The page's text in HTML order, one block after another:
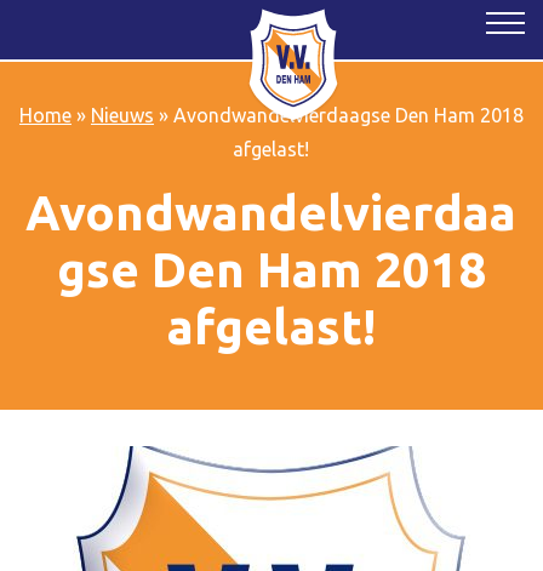
Home» Nieuws » Avondwandelvierdaagse Den Ham 2018
afgelast!
Avondwandelvierdaa
gse Den Ham 2018
afgelast!